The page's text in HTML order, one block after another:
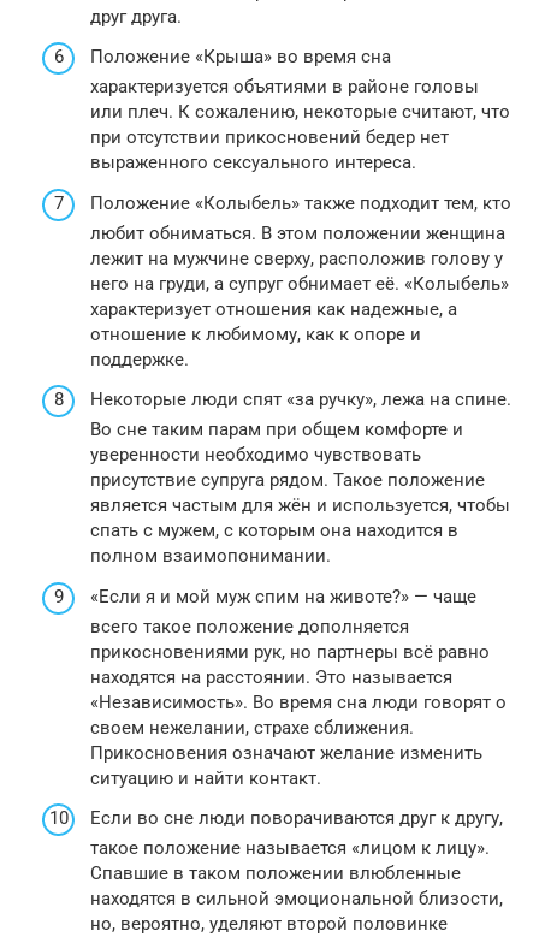
друг друга.
Положение «Крыша» во время сна
характеризуется объятиями в районе головы
или плеч. К сожалению, некоторые считают, что
при отсутствии прикосновений бедер нет
выраженного сексуального интереса.
Положение «Колыбель» также подходит тем, кто
любит обниматься. В этом положении женщина
лежит на мужчине сверху, расположив голову у
него на груди, а супруг обнимает её. «Колыбель»
характеризует отношения как надежные, а
отношение к любимому, как к опоре и
поддержке.
Некоторые люди спят «за ручку», лежа на спине.
Во сне таким парам при общем комфорте и
уверенности необходимо чувствовать
присутствие супруга рядом. Такое положение
является частым для жён и используется, чтобы
спать с мужем, с которым она находится в
полном взаимопонимании.
«Если я и мой муж спим на животе?» — чаще
всего такое положение дополняется
прикосновениями рук, но партнеры всё равно
находятся на расстоянии. Это называется
«Независимость». Во время сна люди говорят о
своем нежелании, страхе сближения.
Прикосновения означают желание изменить
ситуацию и найти контакт.
Если во сне люди поворачиваются друг к другу,
такое положение называется «лицом к лицу».
Спавшие в таком положении влюбленные
находятся в сильной эмоциональной близости,
но, вероятно, уделяют второй половинке